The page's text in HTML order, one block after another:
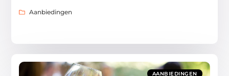
Aanbiedingen
AANBIEDINGEN